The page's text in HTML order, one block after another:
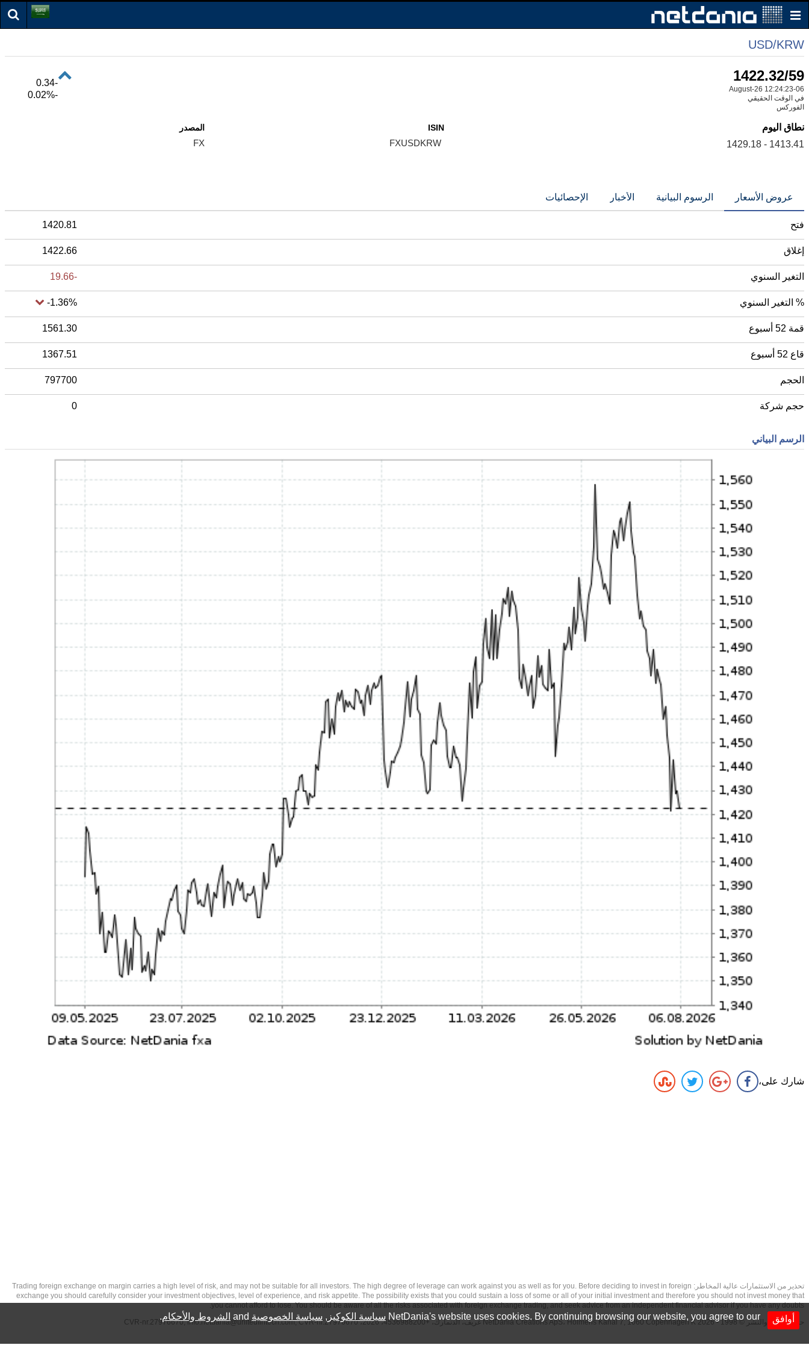
USD/KRW
1422.29/57
06-August-26 12:24:27
في الوقت الحقيقي
الفوركس
-0.37
-0.03%
نطاق اليوم
1413.41 - 1429.18
ISIN
FXUSDKRW
المصدر
FX
عروض الأسعار الرسوم البيانية الأخبار الإحصائيات
فتح 1420.81
إغلاق 1422.66
التغير السنوي -19.69
% التغير السنوي -1.37%
قمة 52 أسبوع 1561.30
قاع 52 أسبوع 1367.51
الحجم 797760
حجم شركة 60
الرسم البياني
شارك على،
تحذير من الاستثمارات عالية المخاطر: Trading foreign exchange on margin carries a high level of risk, and may not be suitable for all investors. The high degree of leverage can work against you as well as for you. Before deciding to invest in foreign
exchange you should carefully consider your investment objectives, level of experience, and risk appetite. The possibility exists that you could sustain a loss of some or all of your initial investment and therefore you should not invest money that
you cannot afford to lose. You should be aware of all the risks associated with foreign exchange trading, and seek advice from an independent financial advisor if you have any doubts.
حقوق الطبع والنشر © 1998 - 2026 NetDania Creations ApS، Holmens Kanal 7, 1060 Copenhagen K غريف، الدنمارك، +4536988200، 2026، CVR-nr.27976670,
info.netdania@unitedfintech.com, CVR-nr.27976670 أوافق NetDania's website uses cookies. By continuing browsing our website, you agree to our سياسة الكوكيز , سياسة الخصوصية الشروط والأحكام.